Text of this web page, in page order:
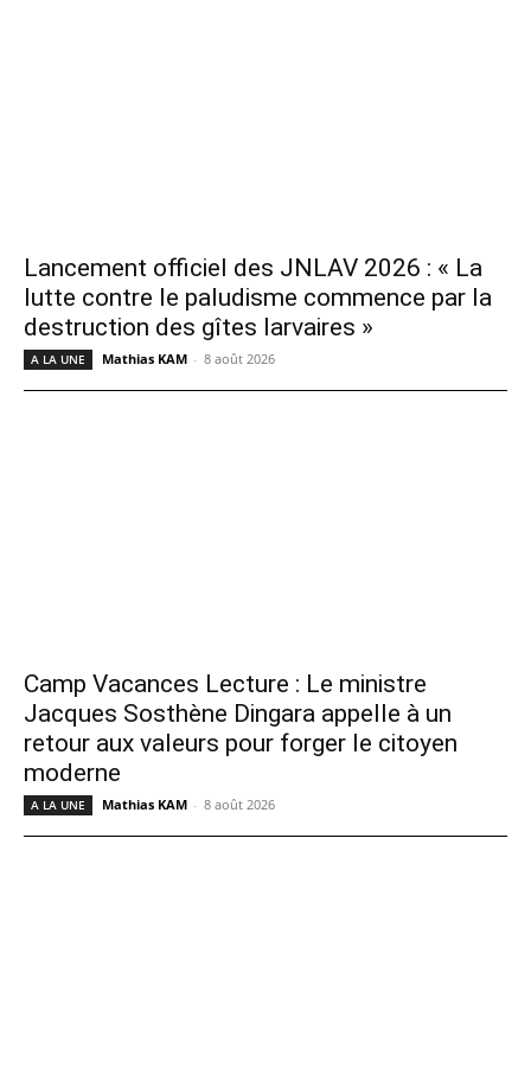
Lancement officiel des JNLAV 2026 : « La
lutte contre le paludisme commence par la
destruction des gîtes larvaires »
A LA UNE Mathias KAM - 8 août 2026
Camp Vacances Lecture : Le ministre
Jacques Sosthène Dingara appelle à un
retour aux valeurs pour forger le citoyen
moderne
A LA UNE Mathias KAM - 8 août 2026